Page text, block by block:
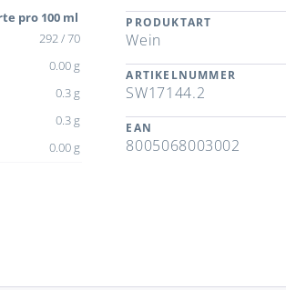
pro 100 ml
292 / 70
0.00 g
0.3 g
0.3 g
0.00 g
PRODUKTART
Wein
ARTIKELNUMMER
SW17144.2
EAN
8005068003002